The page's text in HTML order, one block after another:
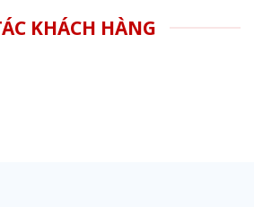
KHÁCH HÀNG